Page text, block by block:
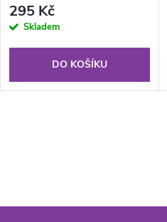
295 Kč
Skladem
DO KOŠÍKU